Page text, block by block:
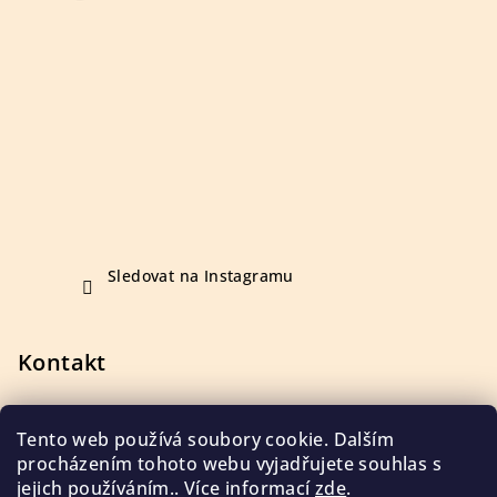
Tento web používá soubory cookie. Dalším
procházením tohoto webu vyjadřujete souhlas s
jejich používáním.. Více informacízde.
Sledovat na Instagramu
Kontakt
+420 723 410 142